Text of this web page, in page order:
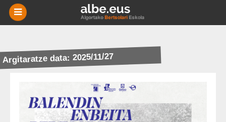
MIKRONIKAK
-
Argitaratze data: 2025/11/27